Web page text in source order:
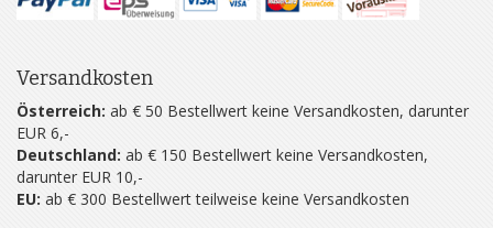
Versandkosten
Österreich: ab € 50 Bestellwert keine Versandkosten, darunter
EUR 6,-
Deutschland: ab € 150 Bestellwert keine Versandkosten,
darunter EUR 10,-
EU: ab € 300 Bestellwert teilweise keine Versandkosten